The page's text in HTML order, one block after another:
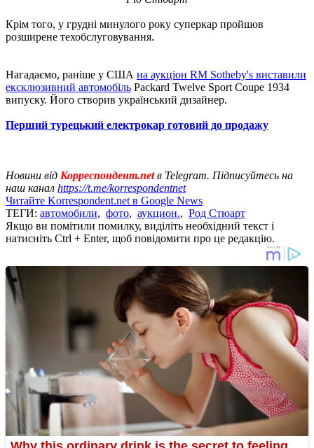
Крім того, у грудні минулого року суперкар пройшов
розширене техобслуговування.
Нагадаємо, раніше у США на аукціон RM Sotheby's виставили
ексклюзивний автомобіль Packard Twelve Sport Coupe 1934
випуску. Його створив український дизайнер.
Перший турецький електрокар готовий до продажу
Новини від Корреспондент.netв Telegram. Підписуйтесь на
наш канал https://t.me/korrespondentnet
Читайте Korrespondent.net в Google News
ТЕГИ: автомобили, фото, аукцион., Род Стюарт
Якщо ви помітили помилку, виділіть необхідний текст і
натисніть Ctrl + Enter, щоб повідомити про це редакцію.